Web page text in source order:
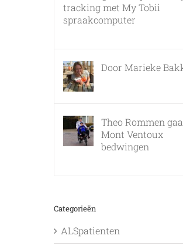
tracking met My Tobii
spraakcomputer
Door Marieke
Theo Rommen
Mont Ventoux
bedwingen
Categorieën
ALSpatienten